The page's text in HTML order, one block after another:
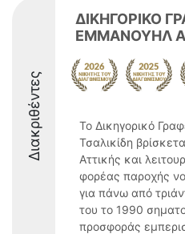
Διακριθέντες
ΔΙΚΗΓΟΡΙΚΟ
ΕΜΜΑΝΟΥΗΛ
Το Δικηγορικό
Τσαλικίδη
Αττικής και
φορέας παροχής
για πάνω από
του το 1990
προσφοράς